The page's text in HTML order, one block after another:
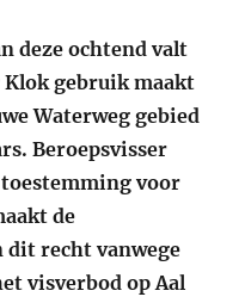
deze ochtend valt
Klok gebruik maakt
Waterweg gebied
Beroepsvisser
voor
de
dit recht vanwege
visverbod op Aal